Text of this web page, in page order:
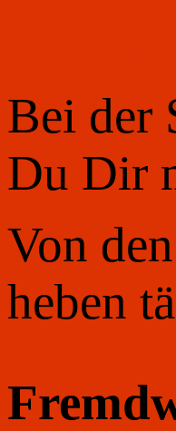
Bei der
Du Dir
Von
heben